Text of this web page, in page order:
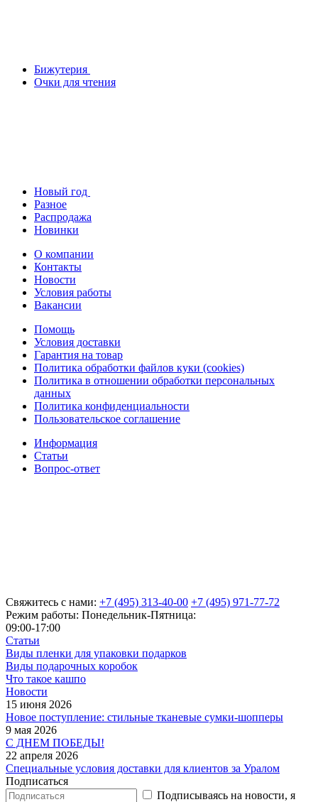
Бижутерия
Очки для чтения
Новый год
Разное
Распродажа
Новинки
О компании
Контакты
Новости
Условия работы
Вакансии
Помощь
Условия доставки
Гарантия на товар
Политика обработки файлов куки (cookies)
Политика в отношении обработки персональных
данных
Политика конфиденциальности
Пользовательское соглашение
Информация
Статьи
Вопрос-ответ
Свяжитесь с нами: +7 (495) 313-40-00 +7 (495) 971-77-72
Режим работы: Понедельник-Пятница:
09:00-17:00
Статьи
Виды пленки для упаковки подарков
Виды подарочных коробок
Что такое кашпо
Новости
15 июня 2026
Новое поступление: стильные тканевые сумки-шопперы
9 мая 2026
С ДНЕМ ПОБЕДЫ!
22 апреля 2026
Специальные условия доставки для клиентов за Уралом
Подписаться
Подписываясь на новости, я